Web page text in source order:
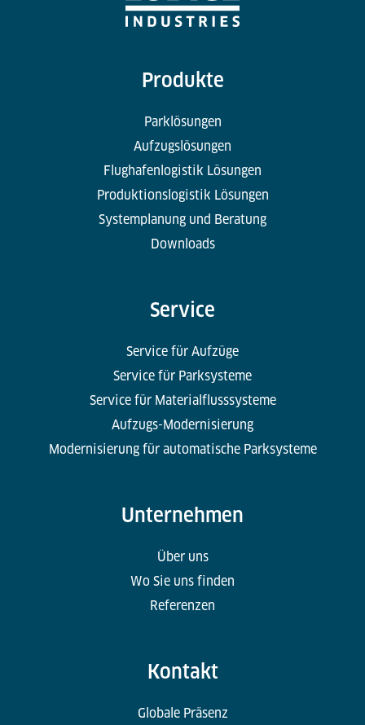
Produkte
Parklösungen
Aufzugslösungen
Flughafenlogistik Lösungen
Produktionslogistik Lösungen
Systemplanung und Beratung
Downloads
Service
Service für Aufzüge
Service für Parksysteme
Service für Materialflusssysteme
Aufzugs-Modernisierung
Modernisierung für automatische Parksysteme
Unternehmen
Über uns
Wo Sie uns finden
Referenzen
Kontakt
Globale Präsenz